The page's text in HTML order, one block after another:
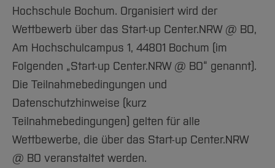
Hochschule Bochum. Organisiert wird der
Wettbewerb über das Start-up Center.NRW @ BO,
Am Hochschulcampus 1, 44801 Bochum (im
Folgenden „Start-up Center.NRW @ BO“ genannt).
Die Teilnahmebedingungen und
Datenschutzhinweise (kurz
Teilnahmebedingungen) gelten für alle
Wettbewerbe, die über das Start-up Center.NRW
@ BO veranstaltet werden.